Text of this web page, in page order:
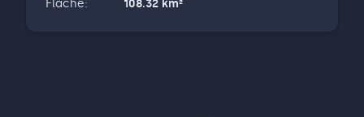
Fläche: 108.32 km²